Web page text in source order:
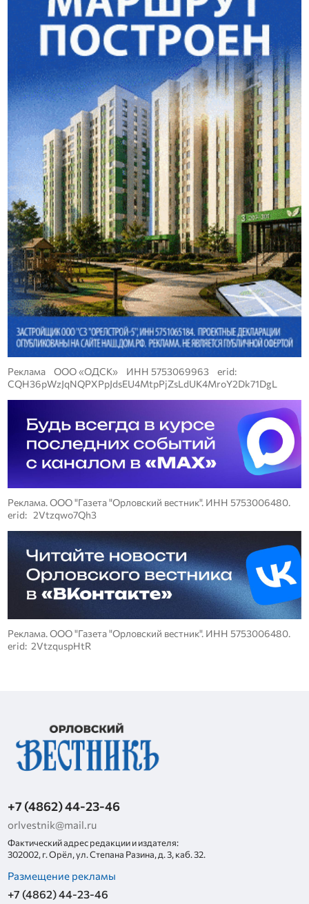
Реклама ООО «ОДСК» ИНН 5753069963 erid:
CQH36pWzJqNQPXPpJdsEU4MtpPjZsLdUK4MroY2Dk71DgL
Реклама. ООО "Газета "Орловский вестник". ИНН 5753006480.
erid: 2Vtzqwo7Qh3
Реклама. ООО "Газета "Орловский вестник". ИНН 5753006480.
erid: 2VtzquspHtR
+7 (4862) 44-23-46
orlvestnik@mail.ru
Фактический адрес редакции и издателя:
302002, г. Орёл, ул. Степана Разина, д. 3, каб. 32.
Размещение рекламы
+7 (4862) 44-23-46